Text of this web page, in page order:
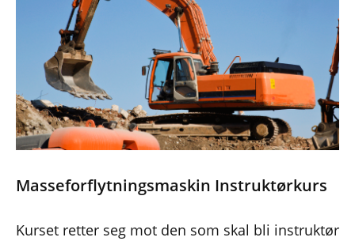
Masseforflytningsmaskin Instruktørkurs
Kurset retter seg mot den som skal bli instruktør